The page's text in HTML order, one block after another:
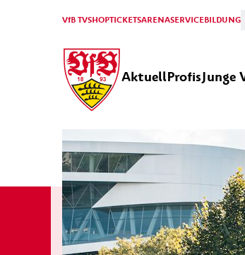
VfB TVSHOPTICKETSARENASERVICEBILDUNG
AktuellProfisJunge